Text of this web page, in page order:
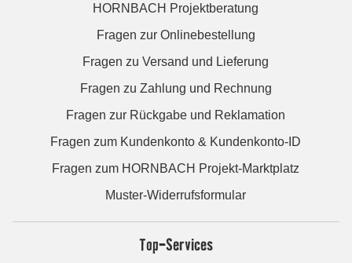
HORNBACH Projektberatung
Fragen zur Onlinebestellung
Fragen zu Versand und Lieferung
Fragen zu Zahlung und Rechnung
Fragen zur Rückgabe und Reklamation
Fragen zum Kundenkonto & Kundenkonto-ID
Fragen zum HORNBACH Projekt-Marktplatz
Muster-Widerrufsformular
Top-Services